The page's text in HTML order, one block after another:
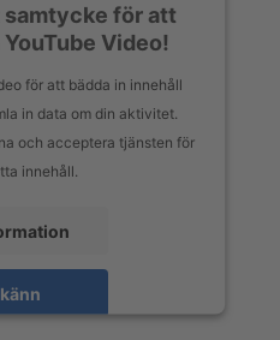
för att
Video!
för att bädda in innehåll
in data om din aktivitet.
och acceptera tjänsten för
innehåll.